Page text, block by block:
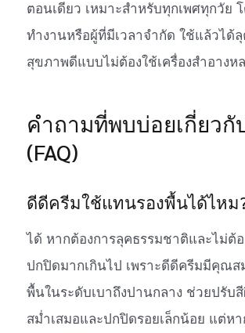
ตอนเดียว เหมาะสำหรับทุกเพศทุกวัย
ทำงานหรือผู้ที่มีเวลาจำกัด ใช้แล้วได้
สุขภาพดีแบบไม่ต้องใช้เครื่องสำอางห
คำถามที่พบบ่อยเกี่ยว
(FAQ)
ดีดีครีมใช้แทนรองพื้นได้ไหม
ได้ หากต้องการลุคธรรมชาติและไม่ต้อ
ปกปิดมากเกินไป เพราะดีดีครีมมีคุณส
พื้นในระดับเบาถึงปานกลาง ช่วยปรับสี
สม่ำเสมอและปกปิดรอยเล็กน้อย แต่ห